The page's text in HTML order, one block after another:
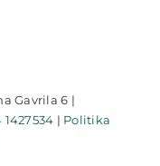
Gavrila 6 |
1427534 | Politika